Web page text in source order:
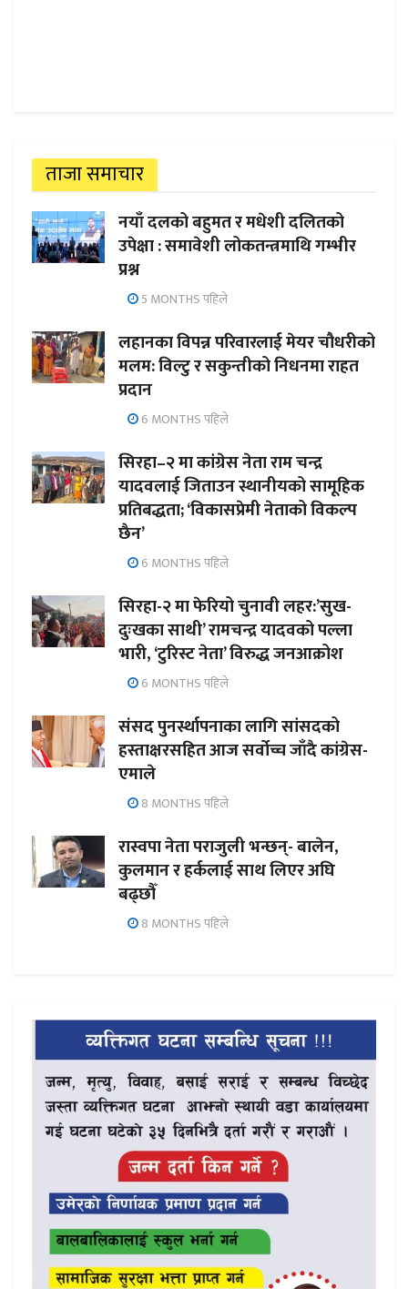
ताजा समाचार
नयाँ दलको बहुमत र मधेशी दलितको
उपेक्षा : समावेशी लोकतन्त्रमाथि गम्भीर
प्रश्न
5 MONTHS पहिले
लहानका विपन्न परिवारलाई मेयर चौधरीको
मलम: विल्टु र सकुन्तीको निधनमा राहत
प्रदान
6 MONTHS पहिले
सिरहा–२ मा कांग्रेस नेता राम चन्द्र
यादवलाई जिताउन स्थानीयको सामूहिक
प्रतिबद्धता; ‘विकासप्रेमी नेताको विकल्प
छैन’
6 MONTHS पहिले
सिरहा-२ मा फेरियो चुनावी लहर:’सुख-
दुःखका साथी’ रामचन्द्र यादवको पल्ला
भारी, ‘टुरिस्ट नेता’ विरुद्ध जनआक्रोश
6 MONTHS पहिले
संसद पुनर्स्थापनाका लागि सांसदको
हस्ताक्षरसहित आज सर्वोच्च जाँदै कांग्रेस-
एमाले
8 MONTHS पहिले
रास्वपा नेता पराजुली भन्छन्- बालेन,
कुलमान र हर्कलाई साथ लिएर अघि
बढ्छौँ
8 MONTHS पहिले